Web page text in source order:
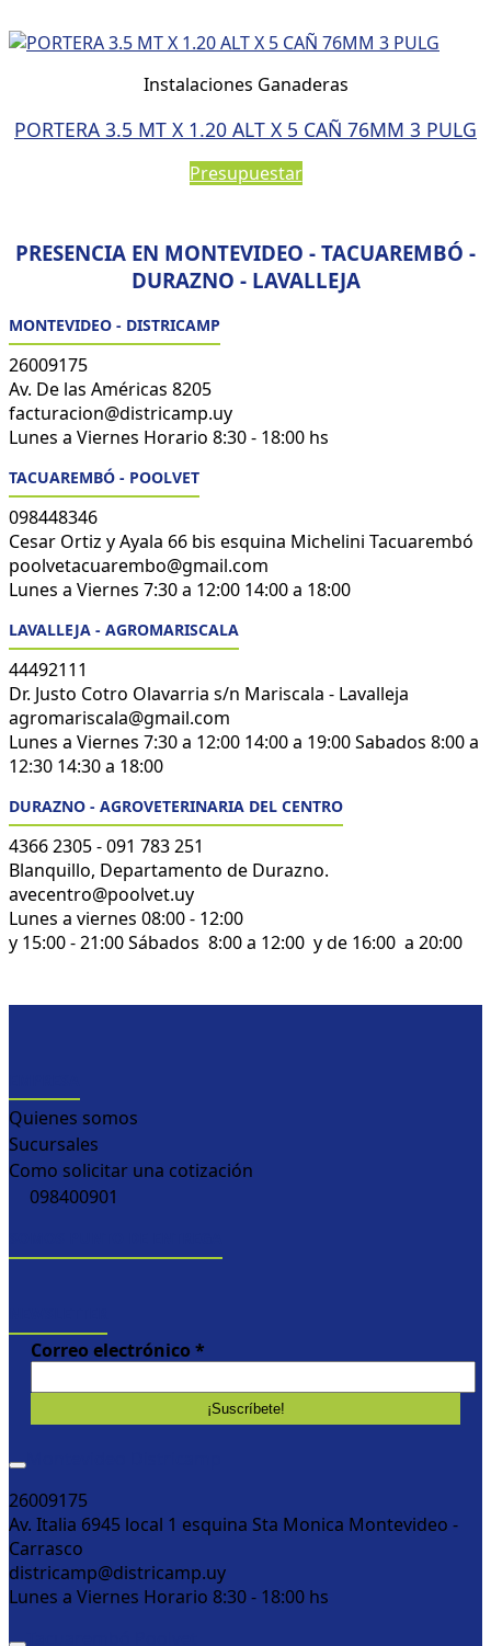
Instalaciones Ganaderas
PORTERA 3.5 MT X 1.20 ALT X 5 CAÑ 76MM 3 PULG
Presupuestar
PRESENCIA EN MONTEVIDEO - TACUAREMBÓ -
DURAZNO - LAVALLEJA
MONTEVIDEO - DISTRICAMP
26009175
Av. De las Américas 8205
facturacion@districamp.uy
Lunes a Viernes Horario 8:30 - 18:00 hs
TACUAREMBÓ - POOLVET
098448346
Cesar Ortiz y Ayala 66 bis esquina Michelini Tacuarembó
poolvetacuarembo@gmail.com
Lunes a Viernes 7:30 a 12:00 14:00 a 18:00
LAVALLEJA - AGROMARISCALA
44492111
Dr. Justo Cotro Olavarria s/n Mariscala - Lavalleja
agromariscala@gmail.com
Lunes a Viernes 7:30 a 12:00 14:00 a 19:00 Sabados 8:00 a
12:30 14:30 a 18:00
DURAZNO - AGROVETERINARIA DEL CENTRO
4366 2305 - 091 783 251
Blanquillo, Departamento de Durazno.
avecentro@poolvet.uy
Lunes a viernes 08:00 - 12:00
y 15:00 - 21:00 Sábados 8:00 a 12:00 y de 16:00 a 20:00
Quienes somos
Sucursales
Como solicitar una cotización
098400901
Correo electrónico *
26009175
Av. Italia 6945 local 1 esquina Sta Monica Montevideo -
Carrasco
districamp@districamp.uy
Lunes a Viernes Horario 8:30 - 18:00 hs